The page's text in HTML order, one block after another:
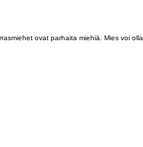
ovat parhaita miehiä. Mies voi